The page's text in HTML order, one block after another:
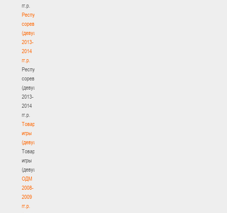
гг.р.
Республиканские
соревнования
(девушки)
2013-
2014
гг.р.
Республиканские
соревнования
(девушки)
2013-
2014
гг.р.
Товарищеские
игры
(девушки)
Товарищеские
игры
(девушки)
ОДМ
2008-
2009
гг.р.